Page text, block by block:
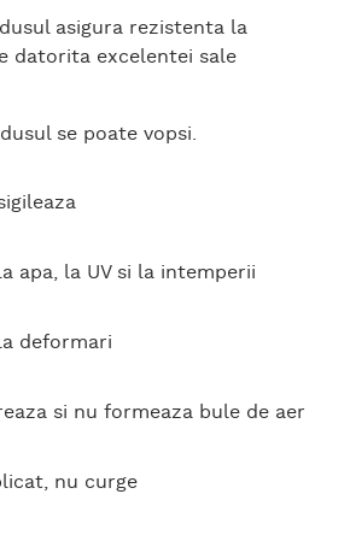
asigura rezistenta la
datorita excelentei sale
se poate vopsi.​
apa, la UV si la intemperii
deformari
si nu formeaza bule de aer
nu curge